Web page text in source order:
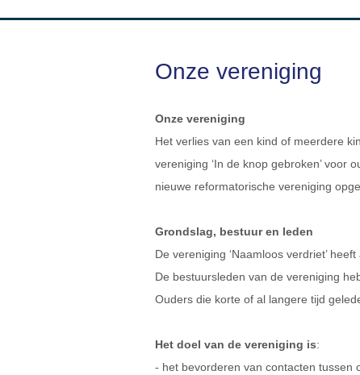
Onze vereniging
Onze vereniging
Het verlies van een kind of meerdere
vereniging ‘In de knop gebroken’ voor
nieuwe reformatorische vereniging
Grondslag, bestuur en leden
De vereniging ‘Naamloos verdriet’
De bestuursleden van de vereniging
Ouders die korte of al langere tijd
Het doel van de vereniging is:
- het bevorderen van contacten tussen